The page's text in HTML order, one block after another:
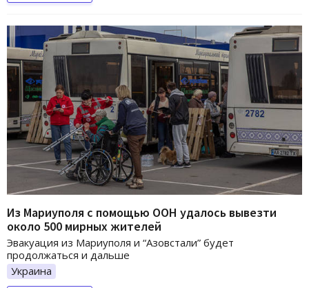
Из Мариуполя с помощью ООН удалось вывезти
около 500 мирных жителей
Эвакуация из Мариуполя и “Азовстали” будет
продолжаться и дальше
Украина